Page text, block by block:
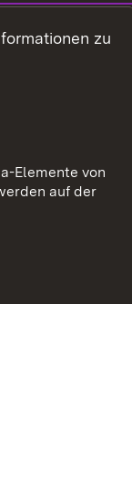
zu
Elemente von
auf der